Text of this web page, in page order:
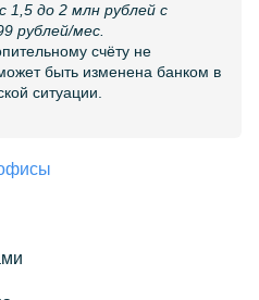
1,5 до 2 млн рублей с
рублей/мес.
счёту не
быть изменена банком в
ситуации.